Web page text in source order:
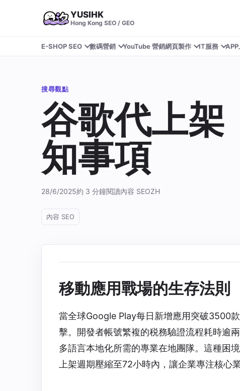
YUSIHK
Hong Kong SEO / GEO
E-SHOP SEO 數碼營銷 YouTube 營銷網頁製作 IT服務 APP
搜尋觀點
谷歌代上架
知事項
28/6/2025約 3 分鐘閱讀內容 SEOZH
內容 SEO
移動應用戰場的生存法則
當全球Google Play每日新增應用突破3500
擊。開發者帳號繁複的税務驗證流程耗時逾
多語言本地化所需的專業在地團隊。這種困
上架週期壓縮至72小時內，讓企業專注核心業